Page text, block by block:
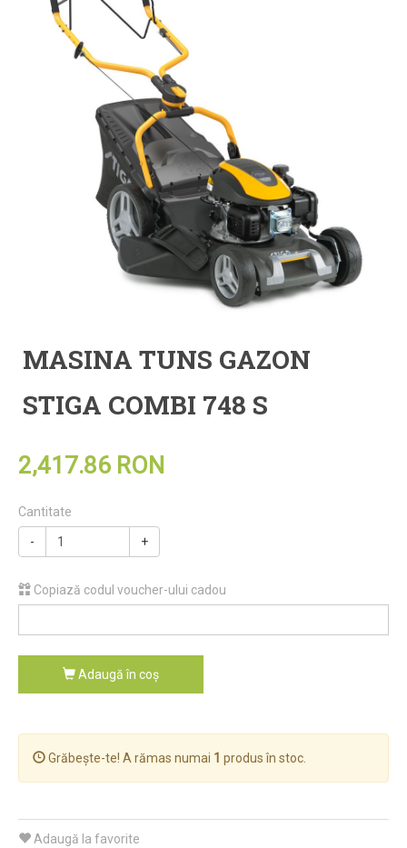
MASINA TUNS GAZON
STIGA COMBI 748 S
2,417.86 RON
Cantitate
- +
Copiază codul voucher-ului cadou
Adaugă în coş
Grăbește-te! A rămas numai 1 produs în stoc.
Adaugă la favorite